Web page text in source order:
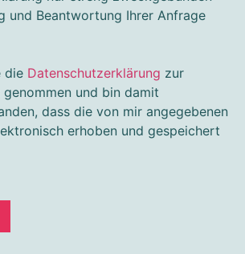
und Beantwortung Ihrer Anfrage
die Datenschutzerklärung zur
genommen und bin damit
dass die von mir angegebenen
erhoben und gespeichert